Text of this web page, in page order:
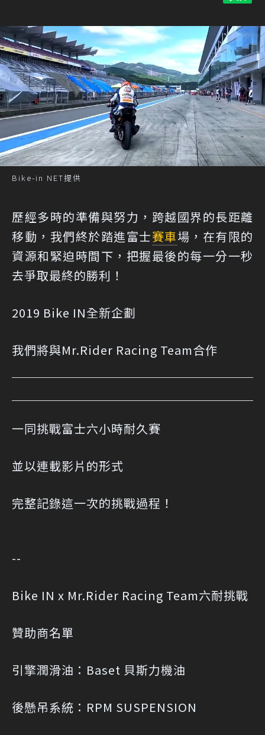
Bike-in NET提供
歷經多時的準備與努力，跨越國界的長距離
移動，我們終於踏進富士賽車場，在有限的
資源和緊迫時間下，把握最後的每一分一秒
去爭取最終的勝利！
2019 Bike IN全新企劃
我們將與Mr.Rider Racing Team合作
一同挑戰富士六小時耐久賽
並以連載影片的形式
完整記錄這一次的挑戰過程！
--
Bike IN x Mr.Rider Racing Team六耐挑戰
贊助商名單
引擎潤滑油：Baset 貝斯力機油
後懸吊系統：RPM SUSPENSION